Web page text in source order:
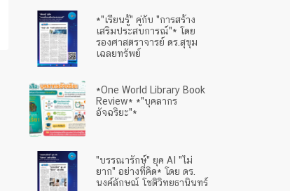
*"เรียนรู้" คู่กับ "การสร้าง
เสริมประสบการณ์"* โดย
รองศาสตราจารย์ ดร.สุขุม
เฉลยทรัพย์
*One World Library Book
Review* *"บุคลากร
อัจฉริยะ"*
"บรรณารักษ์" ยุค AI "ไม่
ยาก" อย่างที่คิด* โดย ดร.
นงค์ลักษณ์ โชติวิทยธานินทร์